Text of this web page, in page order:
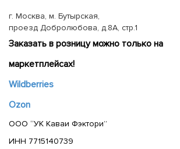
г. Москва, м. Бутырская,
проезд Добролюбова, д.8А, стр.1
Заказать в розницу можно только на
маркетплейсах!
Wildberries
Ozon
ООО “УК Каваи Фэктори”
ИНН 7715140739